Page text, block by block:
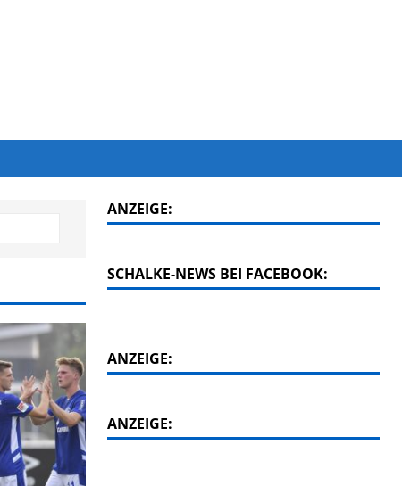
ANZEIGE:
SCHALKE-NEWS BEI FACEBOOK:
ANZEIGE:
ANZEIGE: